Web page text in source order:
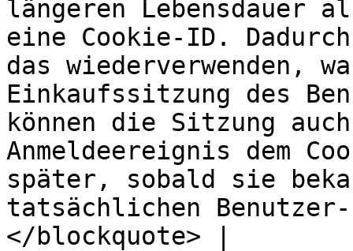
längeren Lebensdauer
eine Cookie-ID.
das wiederverwenden,
Einkaufssitzung des
können die Sitzung
Anmeldeereignis dem
später, sobald sie
tatsächlichen
</blockquote> |